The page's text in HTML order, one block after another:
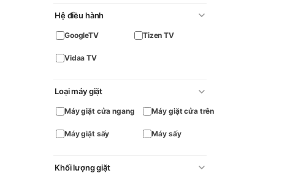
Hệ điều hành
GoogleTV Tizen TV
Vidaa TV
Loại máy giặt
Máy giặt cửa ngang Máy giặt cửa trên
Máy giặt sấy Máy sấy
Khối lượng giặt